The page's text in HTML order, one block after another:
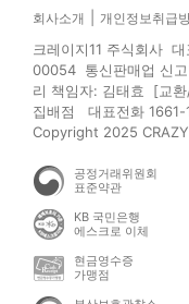
회사소개 개인정보취급
크레이지11 주식회사
00054 통신판매업 신
리 책임자: 김태효 [교
집배점 대표전화 1661-
Copyright 2025
공정거래위원회
표준약관
KB 국민은행
에스크로 이체
현금영수증
가맹점